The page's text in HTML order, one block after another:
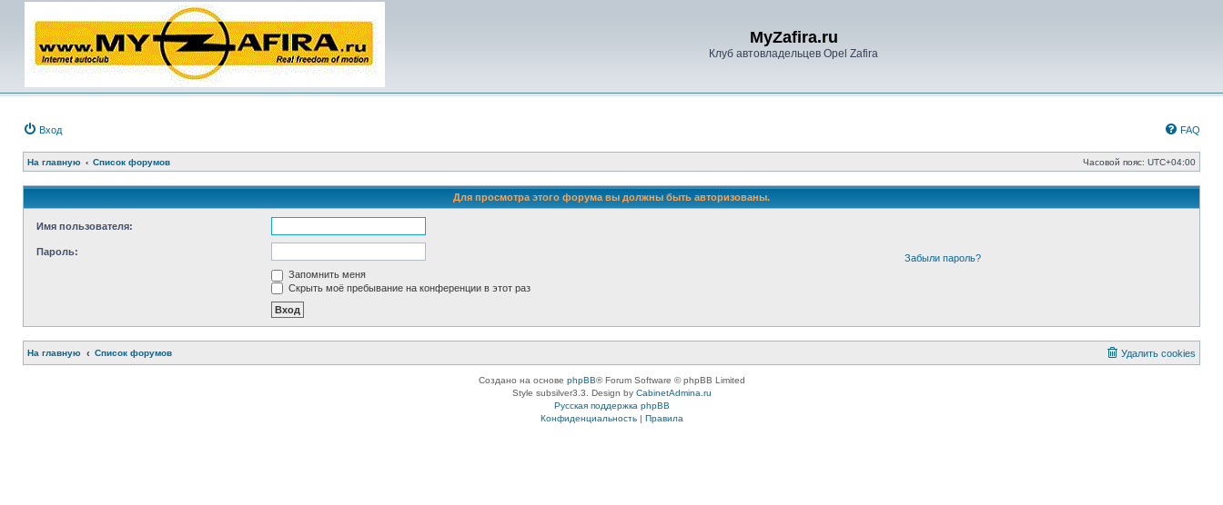
MyZafira.ru
Клуб автовладельцев Opel Zafira
Вход FAQ
На главную Список форумов Часовой пояс: UTC+04:00
Для просмотра этого форума вы должны быть авторизованы.
Имя пользователя:
Пароль:
Забыли пароль?
Запомнить меня
Скрыть моё пребывание на конференции в этот раз
На главную Список форумов Удалить cookies
Создано на основе phpBB® Forum Software © phpBB Limited
Style subsilver3.3. Design by CabinetAdmina.ru
Русская поддержка phpBB
Конфиденциальность| Правила